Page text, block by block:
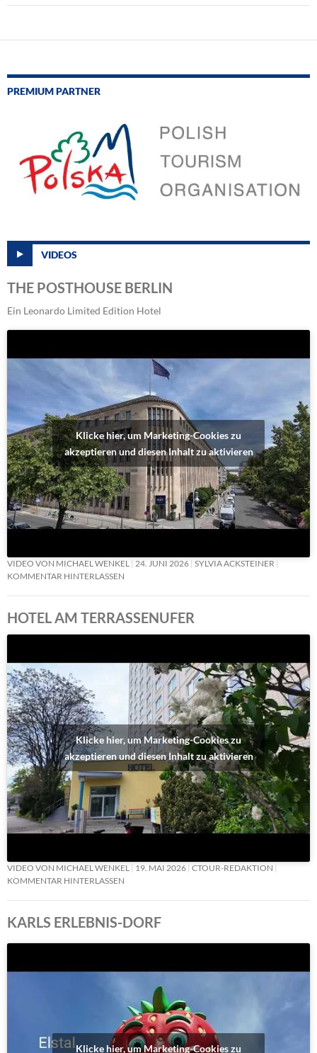
PREMIUM PARTNER
VIDEOS
THE POSTHOUSE BERLIN
Ein Leonardo Limited Edition Hotel
Klicke hier, um Marketing-Cookies zu
akzeptieren und diesen Inhalt zu aktivieren
VIDEO VON MICHAEL WENKEL 24. JUNI 2026 SYLVIA ACKSTEINER
KOMMENTAR HINTERLASSEN
HOTEL AM TERRASSENUFER
Klicke hier, um Marketing-Cookies zu
akzeptieren und diesen Inhalt zu aktivieren
VIDEO VON MICHAEL WENKEL 19. MAI 2026 CTOUR-REDAKTION
KOMMENTAR HINTERLASSEN
KARLS ERLEBNIS-DORF
Klicke hier, um Marketing-Cookies zu